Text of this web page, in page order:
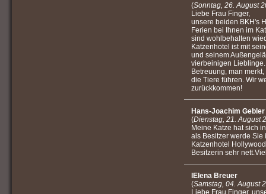
(Sonntag, 26. August
Liebe Frau Finger,
unsere beiden BKH's
Ferien bei Ihnen im
sind wohlbehalten
Katzenhotel ist mit
und seinem
vierbeinigen
Betreuung, man
die Tiere führen. Wir
zurückkommen!
Hans-Joachim Gebler
(Dienstag, 21. August
Meine Katze hat sich
als Besitzer werde
Katzenhotel
Besitzerin sehr
lElena Breuer
(Samstag, 04. August
Liebe Frau Finger,